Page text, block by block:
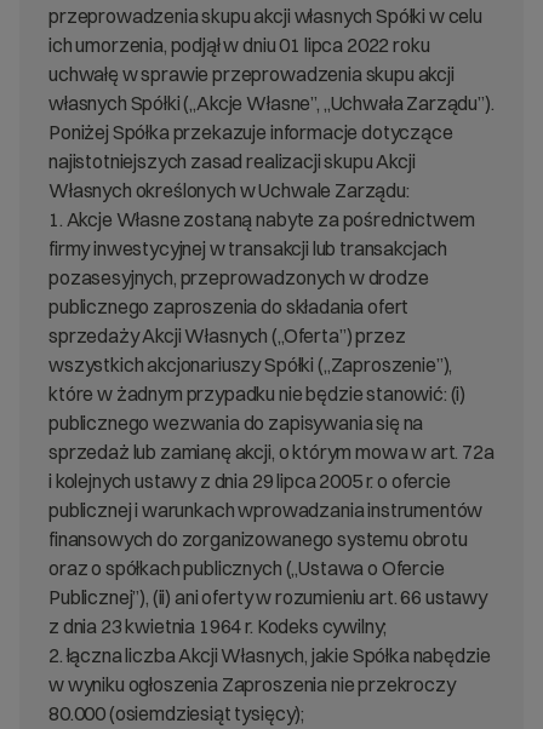
przeprowadzenia skupu akcji własnych Spółki w celu
ich umorzenia, podjął w dniu 01 lipca 2022 roku
uchwałę w sprawie przeprowadzenia skupu akcji
własnych Spółki („Akcje Własne”, „Uchwała Zarządu”).
Poniżej Spółka przekazuje informacje dotyczące
najistotniejszych zasad realizacji skupu Akcji
Własnych określonych w Uchwale Zarządu:
1. Akcje Własne zostaną nabyte za pośrednictwem
firmy inwestycyjnej w transakcji lub transakcjach
pozasesyjnych, przeprowadzonych w drodze
publicznego zaproszenia do składania ofert
sprzedaży Akcji Własnych („Oferta”) przez
wszystkich akcjonariuszy Spółki („Zaproszenie”),
które w żadnym przypadku nie będzie stanowić: (i)
publicznego wezwania do zapisywania się na
sprzedaż lub zamianę akcji, o którym mowa w art. 72a
i kolejnych ustawy z dnia 29 lipca 2005 r. o ofercie
publicznej i warunkach wprowadzania instrumentów
finansowych do zorganizowanego systemu obrotu
oraz o spółkach publicznych („Ustawa o Ofercie
Publicznej”), (ii) ani oferty w rozumieniu art. 66 ustawy
z dnia 23 kwietnia 1964 r. Kodeks cywilny;
2. łączna liczba Akcji Własnych, jakie Spółka nabędzie
w wyniku ogłoszenia Zaproszenia nie przekroczy
80.000 (osiemdziesiąt tysięcy);